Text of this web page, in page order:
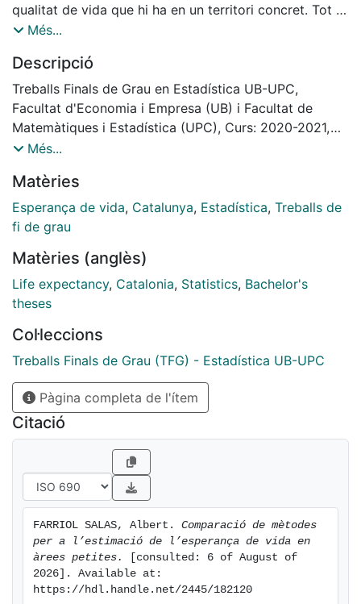
qualitat de vida que hi ha en un territori concret. Tot i
això, és conegut el problema que aquest indicador té
estimacions puntuals d’aquestes àrees no siguin del tot
creïbles.En aquest treball s’analitzaran tres models
diferents amb tres distribucions diferents per tal de
reduir aquesta variabilitat i tenir estimacions robustes
de l’indicador, el nom dels models seran basats en les
Barcelona entre els anys 2007 i 2018 com el fil
conductor del treball i s’explicaran els mètodes amb
aquestes dades. Perquè els resultats siguin més
comarques de Catalunya entre els anys 2007 i 2018
per veure si els resultats són els mateixos o diferents i
llavors extreure conclusions.
Més...
Descripció
Treballs Finals de Grau en Estadística UB-UPC,
Facultat d'Economia i Empresa (UB) i Facultat de
Matemàtiques i Estadística (UPC), Curs: 2020-2021,
Tutor: Xavier Puig Oriol
Més...
Matèries
Esperança de vida, Catalunya, Estadística, Treballs de
fi de grau
Matèries (anglès)
Life expectancy, Catalonia, Statistics, Bachelor's
theses
Col·leccions
Treballs Finals de Grau (TFG) - Estadística UB-UPC
Pàgina completa de l'ítem
Citació
FARRIOL SALAS, Albert. Comparació de mètodes
per a l’estimació de l’esperança de vida en
àrees petites.
[consulted: 6 of August of
2026]. Available at:
https://hdl.handle.net/2445/182120